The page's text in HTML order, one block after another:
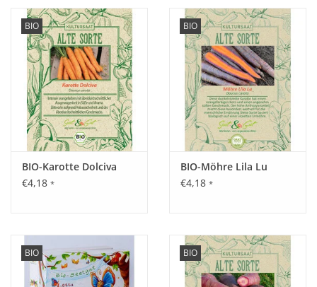
BIO
BIO-Karotte Dolciva
€4,18 *
BIO
BIO-Möhre Lila Lu
€4,18 *
BIO BIO